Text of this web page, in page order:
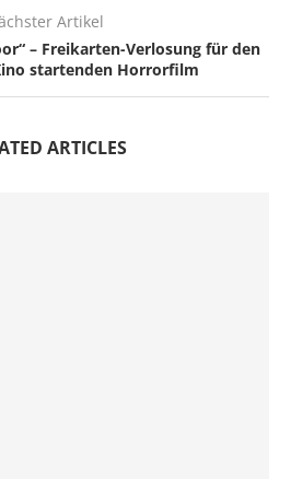
Artikel
– Freikarten-Verlosung für den
startenden Horrorfilm
ARTICLES